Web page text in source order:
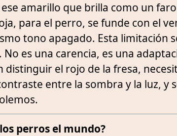
amarillo que brilla como un
para el perro, se funde con el
tono apagado. Esta limitación
es una carencia, es una
distinguir el rojo de la fresa,
entre la sombra y la luz, y
perros el mundo?